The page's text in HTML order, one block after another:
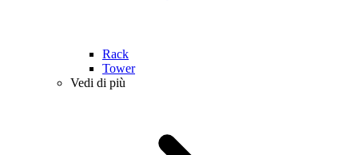
Rack
Tower
Vedi di più